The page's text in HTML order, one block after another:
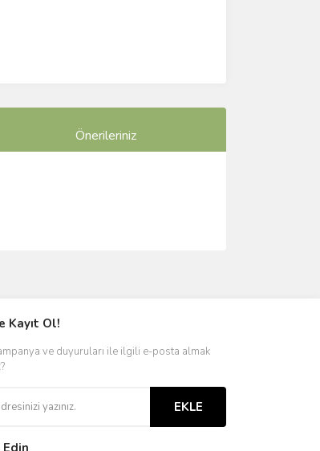
Önerileriniz
Kayıt Ol!
ve duyuruları ile ilgili e-posta almak
EKLE
Edin